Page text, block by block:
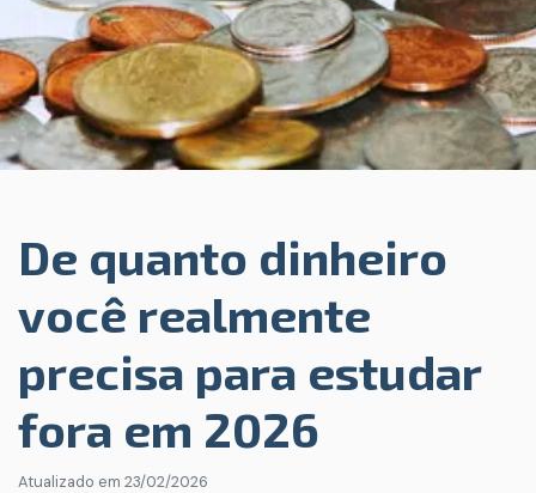
De quanto dinheiro
você realmente
precisa para estudar
fora em 2026
Atualizado em 23/02/2026